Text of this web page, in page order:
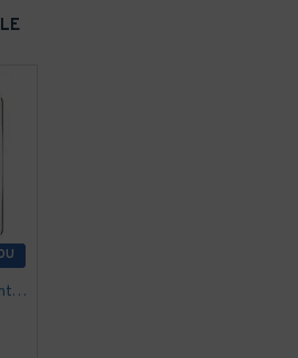
Dispenser prosoape pentru mâini, Tork, Wash Station, pentru spațiu de spălare, W6